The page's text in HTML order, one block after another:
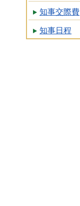
知事交際費
知事日程